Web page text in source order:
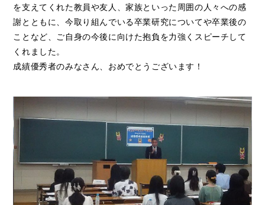
を支えてくれた教員や友人、家族といった周囲の人々への感
謝とともに、今取り組んでいる卒業研究についてや卒業後の
ことなど、ご自身の今後に向けた抱負を力強くスピーチして
くれました。
成績優秀者のみなさん、おめでとうございます！